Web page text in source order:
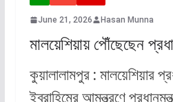
June 21, 2026 Hasan Munna
মালয়েশিয়ায় পৌঁছেছেন
কুয়ালালামপুর : মালয়েশিয়ার
ইব্রাহিমের আমন্ত্রণে